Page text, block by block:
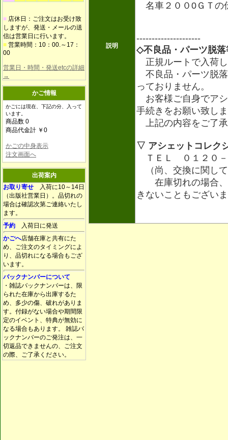
■ 店休日：ご注文はお受け致
しますが、発送・メールの送
信は営業日に行います。
■ 営業時間：10：00.～17：
00
営業日・時間・発送etcの詳細
→
かご情報
かごには現在、下記の分、入って
います。
商品数 0
商品代金計 ￥0
かごの中身表示
注文画面へ
出荷案内
お取り寄せ 入荷に10～14日
（出版社営業日）。品切れの
場合は確認次第ご連絡いたし
ます。
予約 入荷日に発送
かごへ店舗在庫と共有にた
め、ご注文のタイミングによ
り、品切れになる場合もござ
います。
バックナンバーについて
・雑誌バックナンバーは、限
られた在庫から出庫するた
め、多少の傷、破れがありま
す。付録がない場合や期間限
定のイベント、特典が無効に
なる場合もあります。 雑誌バ
ックナンバーのご発注は、一
切返品できませんの、ご注文
の際、ご了承ください。
説明
名車２００0ＧＴの
---------------------
◇不良品・パーツ脱落
正規ルートで入荷
不良品・パーツ脱
っておりません。
お客様ご自身でア
手続きをお願い致し
上記の内容をご了
▽ アシェットコレク
ＴＥＬ ０１２０－
（尚、交換に関し
在庫切れの場合、
きないこともござい